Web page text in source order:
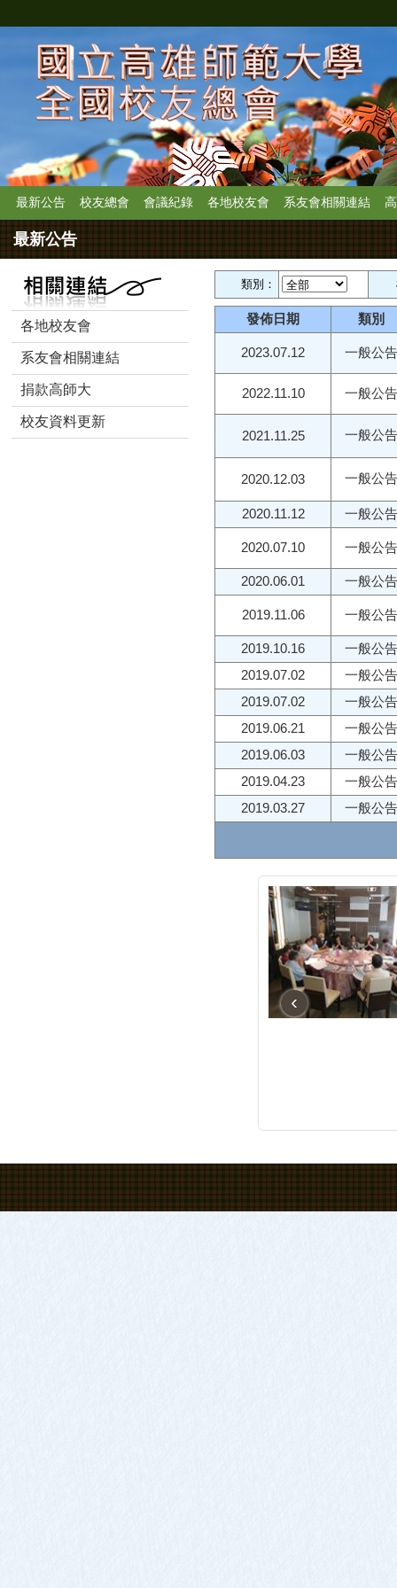
最新公告 校友總會 會議紀錄 各地校友會 系友會相關連結
最新公告
各地校友會
系友會相關連結
捐款高師大
校友資料更新
類別：
發佈日期 類別
2023.07.12 一般公告
2022.11.10 一般公告
2021.11.25 一般公告
2020.12.03 一般公告
2020.11.12 一般公告
2020.07.10 一般公告
2020.06.01 一般公告
2019.11.06 一般公告
2019.10.16
一般公告
2019.07.02
一般公告
2019.07.02
一般公告
2019.06.21
一般公告
2019.06.03
一般公告
2019.04.23
一般公告
2019.03.27
一般公告
‹